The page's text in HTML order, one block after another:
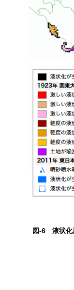
図-6 液状化